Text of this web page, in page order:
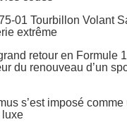
01 Tourbillon Volant
extrême
retour en Formule
du renouveau d’un
s’est imposé
luxe